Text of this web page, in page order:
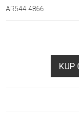
AR544-4866
KUP